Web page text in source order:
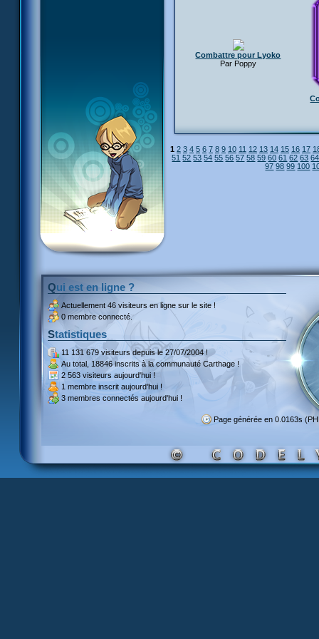
Combattre pour Lyoko
Par Poppy
1 2 3 4 5 6 7 8 9 10 11 12 13 14 15 16 17
51 52 53 54 55 56 57 58 59 60 61 62 63 64
97 98 99 100
Qui est en ligne ?
Actuellement 46 visiteurs en ligne sur le site !
0 membre connecté.
Statistiques
11 131 679 visiteursdepuis le 27/07/2004 !
Au total, 18846 inscritsà la communauté Carthage !
2 563 visiteurs aujourd'hui !
1 membre inscrit aujourd'hui !
3 membres connectés aujourd'hui !
Page générée en 0.0163s